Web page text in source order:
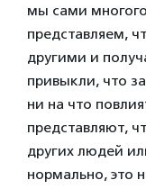
мы сами
представляем,
другими и
привыкли, что
ни на что
представляют,
других людей
нормально, это